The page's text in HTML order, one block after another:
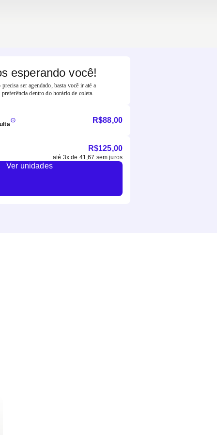
esperando você!
precisa ser agendado, basta você ir até a
preferência dentro do horário de coleta.
R$88,00
R$125,00
até 3x de 41,67 sem juros
Ver unidades